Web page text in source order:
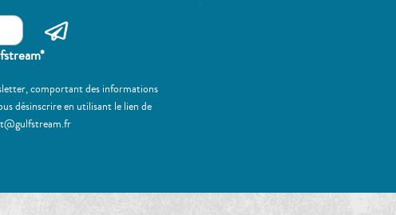
comportant des informations
désinscrire en utilisant le lien de